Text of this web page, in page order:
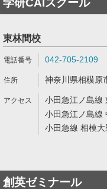
学研CAIスクール
東林間校
042-705-2109
神奈川県相模原
小田急江ノ島線
小田急江ノ島線
小田急線 相模
創英ゼミナール